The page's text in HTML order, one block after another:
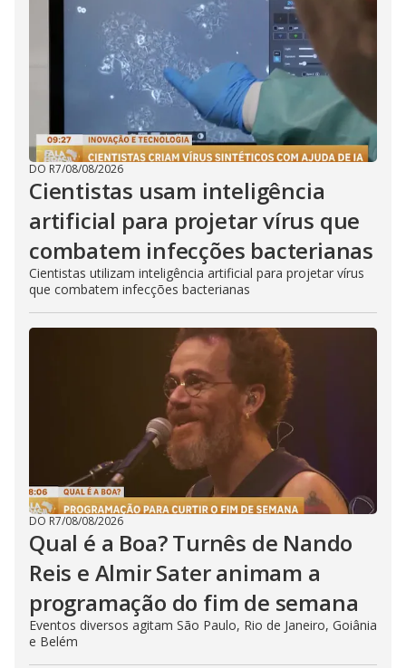
DO R7/08/08/2026
Cientistas usam inteligência
artificial para projetar vírus que
combatem infecções bacterianas
Cientistas utilizam inteligência artificial para projetar vírus
que combatem infecções bacterianas
DO R7/08/08/2026
Qual é a Boa? Turnês de Nando
Reis e Almir Sater animam a
programação do fim de semana
Eventos diversos agitam São Paulo, Rio de Janeiro, Goiânia
e Belém